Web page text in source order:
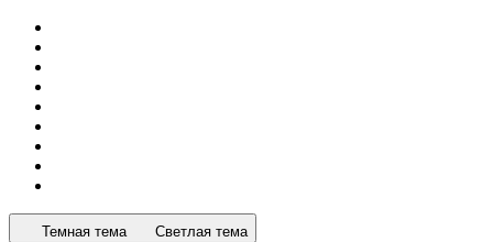
Темная тема Светлая тема